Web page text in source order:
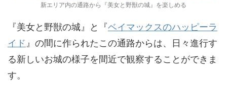
新エリア内の通路から『美女と野獣の城』を楽しめる
『美女と野獣の城』と『ベイマックスのハッピーラ
イド 』の間に作られたこの通路からは、日々進行す
る新しいお城の様子を間近で観察することができま
す。